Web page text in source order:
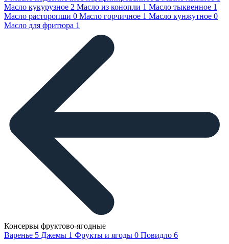
Масло кукурузное 2 Масло из конопли 1 Масло тыквенное 1
Масло расторопши 0 Масло горчичное 1 Масло кунжутное 0
Масло для фритюра 1
Консервы фруктово-ягодные
Варенье 5 Джемы 1 Фрукты и ягоды 0 Повидло 6